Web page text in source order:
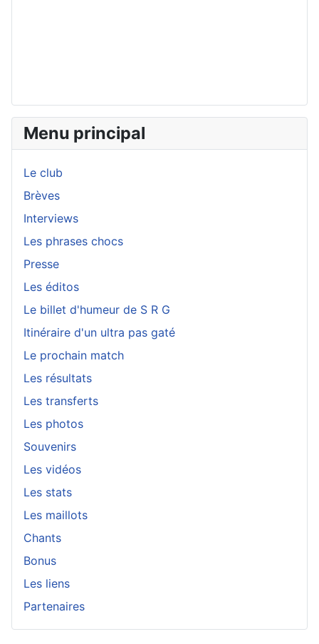
Menu principal
Le club
Brèves
Interviews
Les phrases chocs
Presse
Les éditos
Le billet d'humeur de S R G
Itinéraire d'un ultra pas gaté
Le prochain match
Les résultats
Les transferts
Les photos
Souvenirs
Les vidéos
Les stats
Les maillots
Chants
Bonus
Les liens
Partenaires